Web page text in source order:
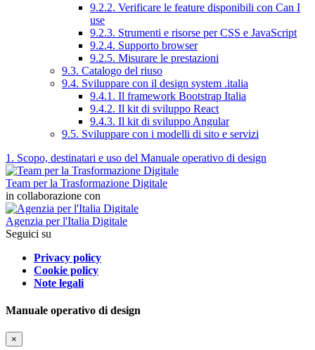
9.2.2. Verificare le feature disponibili con Can I
use
9.2.3. Strumenti e risorse per CSS e JavaScript
9.2.4. Supporto browser
9.2.5. Misurare le prestazioni
9.3. Catalogo del riuso
9.4. Sviluppare con il design system .italia
9.4.1. Il framework Bootstrap Italia
9.4.2. Il kit di sviluppo React
9.4.3. Il kit di sviluppo Angular
9.5. Sviluppare con i modelli di sito e servizi
1. Scopo, destinatari e uso del Manuale operativo di design
Team per la Trasformazione Digitale
in collaborazione con
Agenzia per l'Italia Digitale
Seguici su
Privacy policy
Cookie policy
Note legali
Manuale operativo di design
×